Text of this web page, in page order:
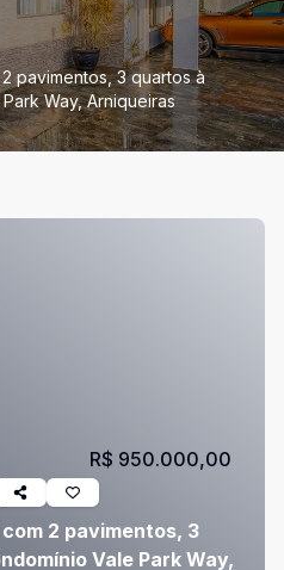
pavimentos, 3 quartos à
Way, Arniqueiras
2 pavimentos, 3
Vale Park Way,
R$ 950.000,00